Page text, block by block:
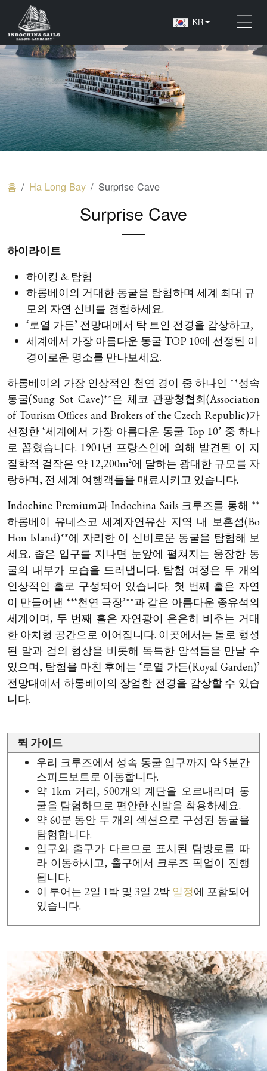
KR
홈 Ha Long Bay Surprise Cave
Surprise Cave
하이라이트
하이킹 & 탐험
하롱베이의 거대한 동굴을 탐험하며 세계 최대 규
모의 자연 신비를 경험하세요.
‘로열 가든’ 전망대에서 탁 트인 전경을 감상하고,
세계에서 가장 아름다운 동굴 TOP 10에 선정된 이
경이로운 명소를 만나보세요.
하롱베이의 가장 인상적인 천연 경이 중 하나인 **성속
동굴(Sung Sot Cave)**은 체코 관광청협회(Association
of Tourism Offices and Brokers of the Czech Republic)가
선정한 ‘세계에서 가장 아름다운 동굴 Top 10’ 중 하나
로 꼽혔습니다. 1901년 프랑스인에 의해 발견된 이 지
질학적 걸작은 약 12,200m²에 달하는 광대한 규모를 자
랑하며, 전 세계 여행객들을 매료시키고 있습니다.
Indochine Premium과 Indochina Sails 크루즈를 통해 **
하롱베이 유네스코 세계자연유산 지역 내 보혼섬(Bo
Hon Island)**에 자리한 이 신비로운 동굴을 탐험해 보
세요. 좁은 입구를 지나면 눈앞에 펼쳐지는 웅장한 동
굴의 내부가 모습을 드러냅니다. 탐험 여정은 두 개의
인상적인 홀로 구성되어 있습니다. 첫 번째 홀은 자연
이 만들어낸 **‘천연 극장’**과 같은 아름다운 종유석의
세계이며, 두 번째 홀은 자연광이 은은히 비추는 거대
한 아치형 공간으로 이어집니다. 이곳에서는 돌로 형성
된 말과 검의 형상을 비롯해 독특한 암석들을 만날 수
있으며, 탐험을 마친 후에는 ‘로열 가든(Royal Garden)’
전망대에서 하롱베이의 장엄한 전경을 감상할 수 있습
니다.
퀵 가이드
우리 크루즈에서 성속 동굴 입구까지 약 5분간
스피드보트로 이동합니다.
약 1km 거리, 500개의 계단을 오르내리며 동
굴을 탐험하므로 편안한 신발을 착용하세요.
약 60분 동안 두 개의 섹션으로 구성된 동굴을
탐험합니다.
입구와 출구가 다르므로 표시된 탐방로를 따
라 이동하시고, 출구에서 크루즈 픽업이 진행
됩니다.
이 투어는 2일 1박 및 3일 2박 일정에 포함되어
있습니다.